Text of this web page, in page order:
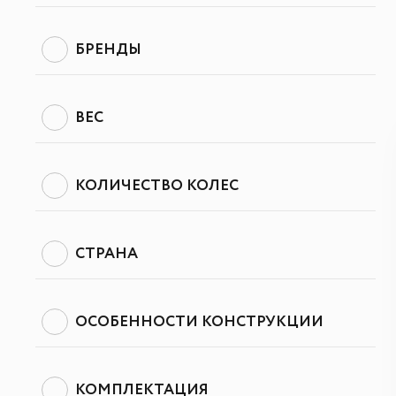
БРЕНДЫ
ВЕС
КОЛИЧЕСТВО КОЛЕС
СТРАНА
ОСОБЕННОСТИ КОНСТРУКЦИИ
КОМПЛЕКТАЦИЯ